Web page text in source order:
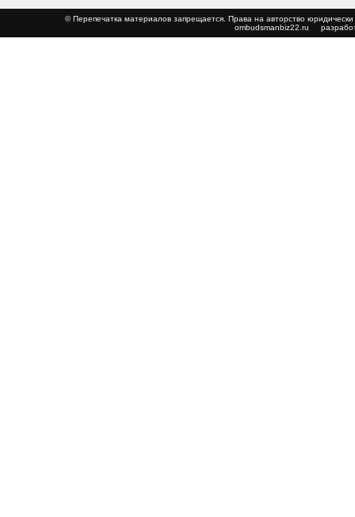
© Перепечатка материалов запрещается. Права на авторство
ombudsmanbiz22.ru